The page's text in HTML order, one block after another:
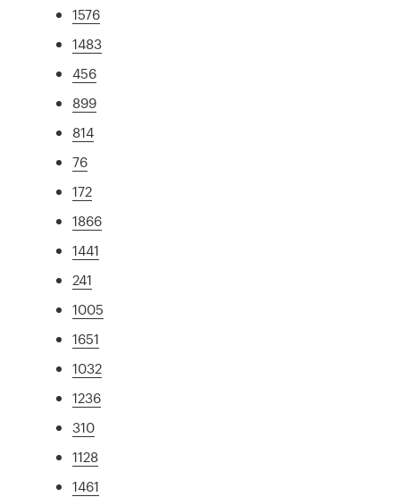
1576
1483
456
899
814
76
172
1866
1441
241
1005
1651
1032
1236
310
1128
1461